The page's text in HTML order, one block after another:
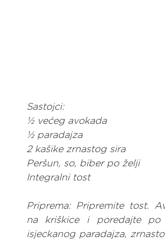
Sastojci:
½ većeg avokada
½ paradajza
2 kašike zrnastog sira
Peršun, so, biber po želji
Integralni tost
Priprema: Pripremite tost.
na kriškice i poredajte po
isjeckanog paradajza,